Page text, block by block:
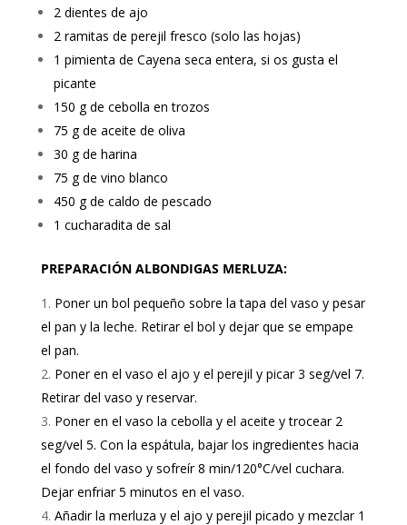
2 dientes de ajo
2 ramitas de perejil fresco (solo las hojas)
1 pimienta de Cayena seca entera, si os gusta el
picante
150 g de cebolla en trozos
75 g de aceite de oliva
30 g de harina
75 g de vino blanco
450 g de caldo de pescado
1 cucharadita de sal
PREPARACIÓN ALBONDIGAS MERLUZA:
Poner un bol pequeño sobre la tapa del vaso y pesar
el pan y la leche. Retirar el bol y dejar que se empape
el pan.
Poner en el vaso el ajo y el perejil y picar 3 seg/vel 7.
Retirar del vaso y reservar.
Poner en el vaso la cebolla y el aceite y trocear 2
seg/vel 5. Con la espátula, bajar los ingredientes hacia
el fondo del vaso y sofreír 8 min/120°C/vel cuchara.
Dejar enfriar 5 minutos en el vaso.
Añadir la merluza y el ajo y perejil picado y mezclar 1